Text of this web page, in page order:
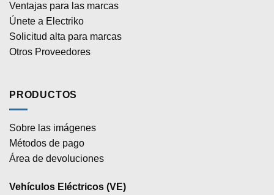
Ventajas para las marcas
Únete a Electriko
Solicitud alta para marcas
Otros Proveedores
PRODUCTOS
Sobre las imágenes
Métodos de pago
Área de devoluciones
Vehículos Eléctricos (VE)